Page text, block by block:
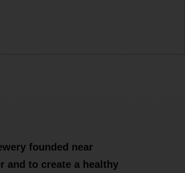
founded near
and to create a healthy